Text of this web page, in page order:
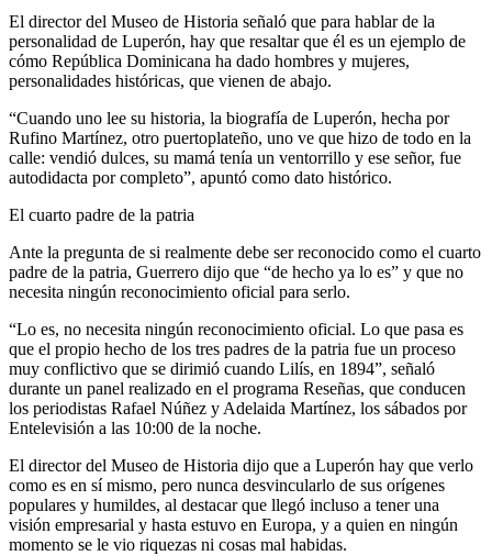
El director del Museo de Historia señaló que para hablar de la
personalidad de Luperón, hay que resaltar que él es un ejemplo de
cómo República Dominicana ha dado hombres y mujeres,
personalidades históricas, que vienen de abajo.
“Cuando uno lee su historia, la biografía de Luperón, hecha por
Rufino Martínez, otro puertoplateño, uno ve que hizo de todo en la
calle: vendió dulces, su mamá tenía un ventorrillo y ese señor, fue
autodidacta por completo”, apuntó como dato histórico.
El cuarto padre de la patria
Ante la pregunta de si realmente debe ser reconocido como el cuarto
padre de la patria, Guerrero dijo que “de hecho ya lo es” y que no
necesita ningún reconocimiento oficial para serlo.
“Lo es, no necesita ningún reconocimiento oficial. Lo que pasa es
que el propio hecho de los tres padres de la patria fue un proceso
muy conflictivo que se dirimió cuando Lilís, en 1894”, señaló
durante un panel realizado en el programa Reseñas, que conducen
los periodistas Rafael Núñez y Adelaida Martínez, los sábados por
Entelevisión a las 10:00 de la noche.
El director del Museo de Historia dijo que a Luperón hay que verlo
como es en sí mismo, pero nunca desvincularlo de sus orígenes
populares y humildes, al destacar que llegó incluso a tener una
visión empresarial y hasta estuvo en Europa, y a quien en ningún
momento se le vio riquezas ni cosas mal habidas.